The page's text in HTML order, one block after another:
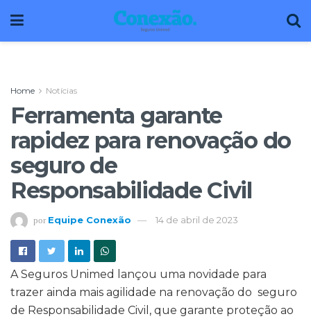
Home Notícias
Ferramenta garante
rapidez para renovação do
seguro de
Responsabilidade Civil
por Equipe Conexão 14 de abril de 2023
A Seguros Unimed lançou uma novidade para
trazer ainda mais agilidade na renovação do seguro
de Responsabilidade Civil, que garante proteção ao